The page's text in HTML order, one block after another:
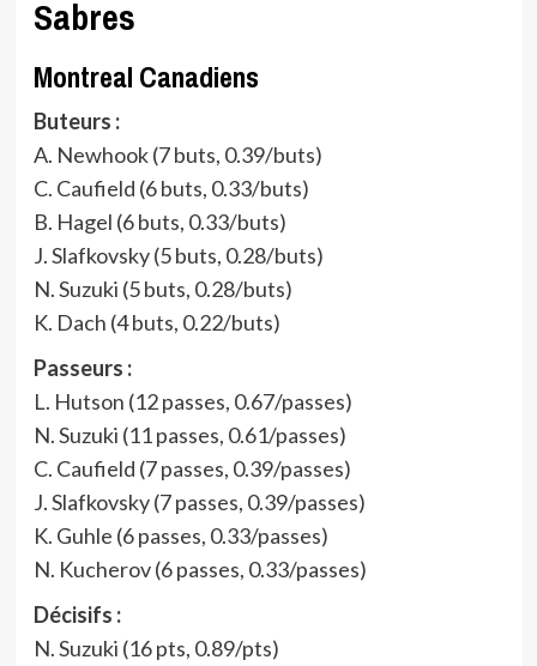
Sabres
Montreal Canadiens
Buteurs :
A. Newhook (7 buts, 0.39/buts)
C. Caufield (6 buts, 0.33/buts)
B. Hagel (6 buts, 0.33/buts)
J. Slafkovsky (5 buts, 0.28/buts)
N. Suzuki (5 buts, 0.28/buts)
K. Dach (4 buts, 0.22/buts)
Passeurs :
L. Hutson (12 passes, 0.67/passes)
N. Suzuki (11 passes, 0.61/passes)
C. Caufield (7 passes, 0.39/passes)
J. Slafkovsky (7 passes, 0.39/passes)
K. Guhle (6 passes, 0.33/passes)
N. Kucherov (6 passes, 0.33/passes)
Décisifs :
N. Suzuki (16 pts, 0.89/pts)